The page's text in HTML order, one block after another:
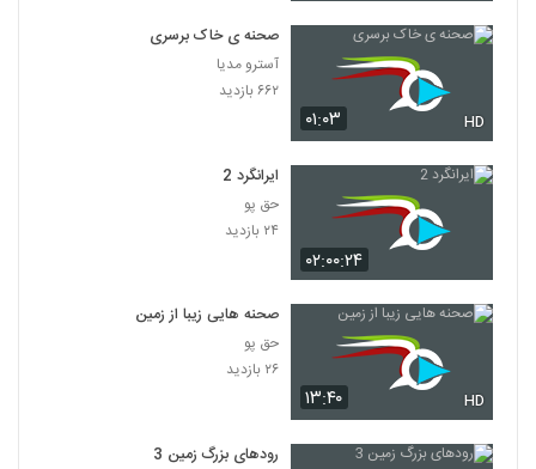
۰۱:۰۳ HD
صحنه ی خاک برسری
آسترو مدیا
۶۶۲ بازدید
۰۲:۰۰:۲۴
ایرانگرد 2
حق پو
۲۴ بازدید
۱۳:۴۰ HD
صحنه هایی زیبا از زمین
حق پو
۲۶ بازدید
رودهای بزرگ زمین 3